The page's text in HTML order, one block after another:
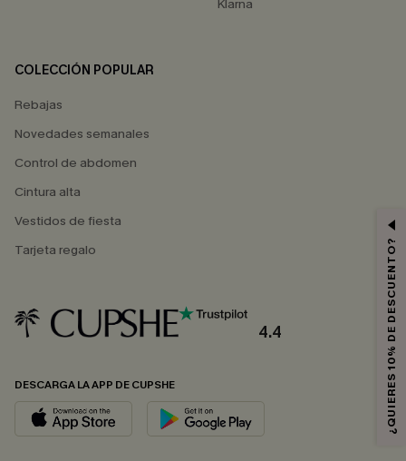
Klarna
COLECCIÓN POPULAR
Rebajas
Novedades semanales
Control de abdomen
Cintura alta
Vestidos de fiesta
Tarjeta regalo
4.4
DESCARGA LA APP DE CUPSHE ¿QUIERES 10% DE DESCUENTO?